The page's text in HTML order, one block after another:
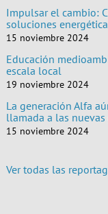
Impulsar el cambio:
soluciones
15 noviembre 2024
Educación
escala local
19 noviembre 2024
La generación Alfa
llamada a las
15 noviembre 2024
Ver todas las